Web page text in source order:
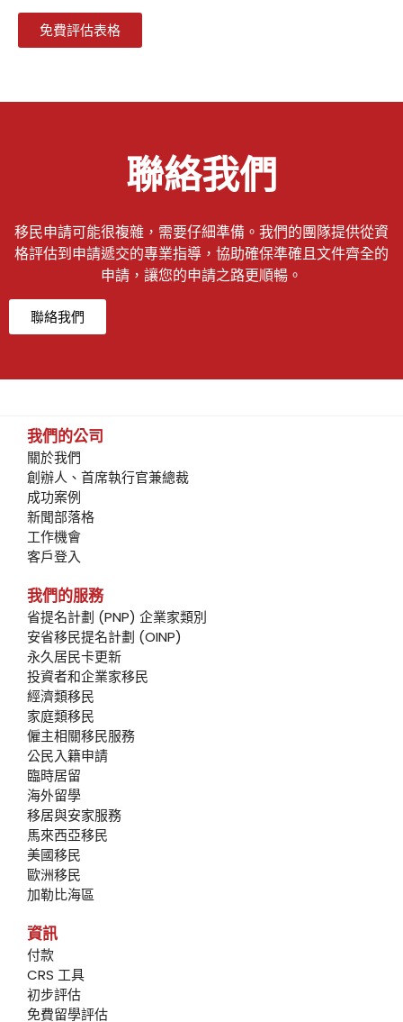
免費評估表格
聯絡我們
移民申請可能很複雜，需要仔細準備。我們的團隊提供從資
格評估到申請遞交的專業指導，協助確保準確且文件齊全的
申請，讓您的申請之路更順暢。
聯絡我們
我們的公司
關於我們
創辦人、首席執行官兼總裁
成功案例
新聞部落格
工作機會
客戶登入
我們的服務
省提名計劃 (PNP) 企業家類別
安省移民提名計劃 (OINP)
永久居民卡更新
投資者和企業家移民
經濟類移民
家庭類移民
僱主相關移民服務
公民入籍申請
臨時居留
海外留學
移居與安家服務
馬來西亞移民
美國移民
歐洲移民
加勒比海區
資訊
付款
CRS 工具
初步評估
免費留學評估